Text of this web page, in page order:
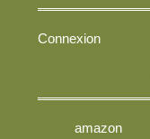
Connexion
amazon